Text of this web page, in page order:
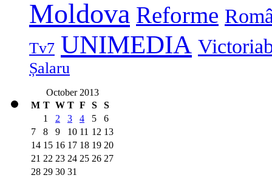
Moldova Reforme
Tv7 UNIMEDIA
Șalaru
October 2013
M T W T F S S
1 2 3 4 5
6
7
8 9 10 11 12 13
14 15 16 17 18 19 20
21 22 23 24 25 26 27
28 29 30 31